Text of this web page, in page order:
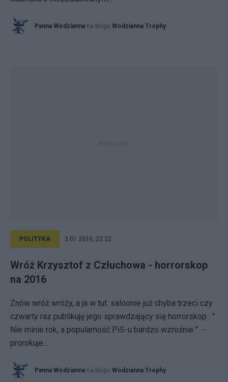
Panna Wodzianna na blogu Wodzianna Trophy
POLITYKA 3.01.2016, 22:22
Wróż Krzysztof z Człuchowa - horrorskop
na 2016
Znów wróż wróży, a ja w tut. saloonie już chyba trzeci czy
czwarty raz publikuję jego sprawdzający się horrorskop : "
Nie minie rok, a popularność PiS-u bardzo wzrośnie " -
prorokuje...
Panna Wodzianna na blogu Wodzianna Trophy